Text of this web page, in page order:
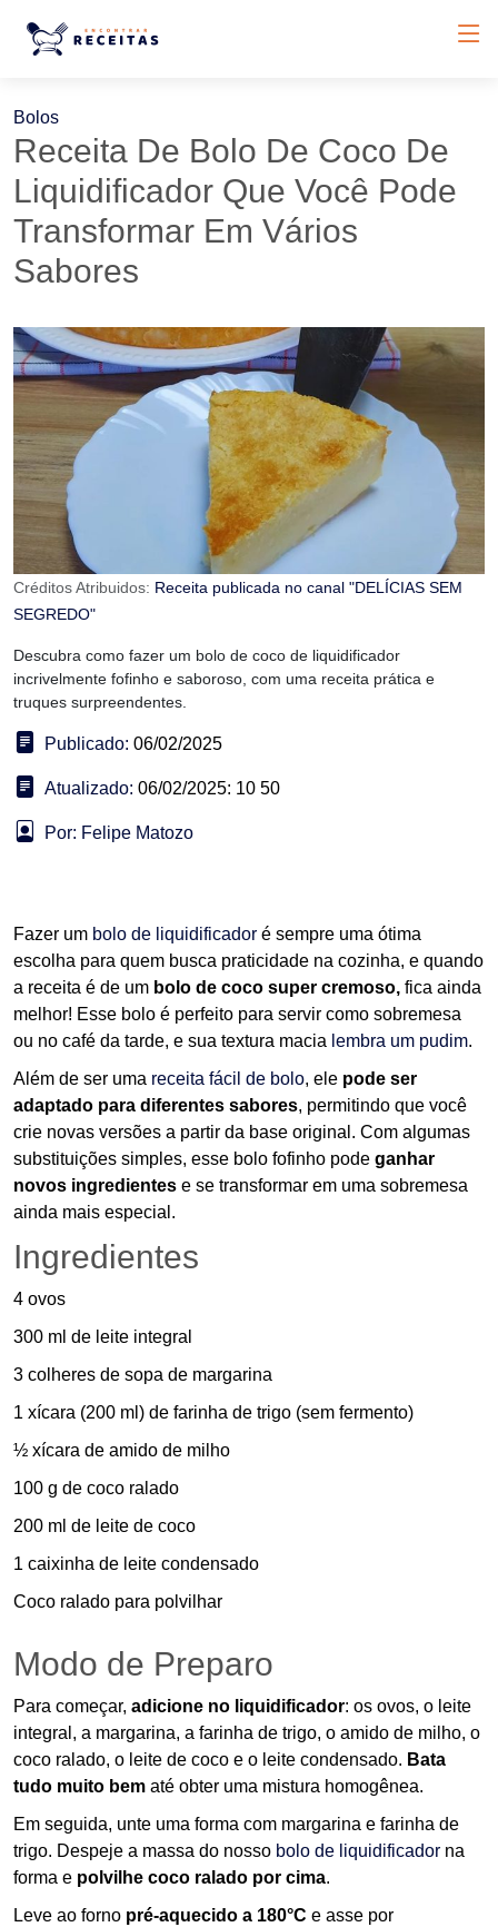
Bolos
Receita De Bolo De Coco De
Liquidificador Que Você Pode
Transformar Em Vários
Sabores
Créditos Atribuidos: Receita publicada no canal "DELÍCIAS SEM
SEGREDO"
Descubra como fazer um bolo de coco de liquidificador
incrivelmente fofinho e saboroso, com uma receita prática e
truques surpreendentes.
Publicado: 06/02/2025
Atualizado: 06/02/2025: 10 50
Por: Felipe Matozo
Fazer um bolo de liquidificador é sempre uma ótima
escolha para quem busca praticidade na cozinha, e quando
a receita é de um bolo de coco super cremoso, fica ainda
melhor! Esse bolo é perfeito para servir como sobremesa
ou no café da tarde, e sua textura macia lembra um pudim.
Além de ser uma receita fácil de bolo, ele pode ser
adaptado para diferentes sabores, permitindo que você
crie novas versões a partir da base original. Com algumas
substituições simples, esse bolo fofinho pode ganhar
novos ingredientes e se transformar em uma sobremesa
ainda mais especial.
Ingredientes
4 ovos
300 ml de leite integral
3 colheres de sopa de margarina
1 xícara (200 ml) de farinha de trigo (sem fermento)
½ xícara de amido de milho
100 g de coco ralado
200 ml de leite de coco
1 caixinha de leite condensado
Coco ralado para polvilhar
Modo de Preparo
Para começar, adicione no liquidificador: os ovos, o leite
integral, a margarina, a farinha de trigo, o amido de milho, o
coco ralado, o leite de coco e o leite condensado. Bata
tudo muito bem até obter uma mistura homogênea.
Em seguida, unte uma forma com margarina e farinha de
trigo. Despeje a massa do nosso bolo de liquidificador na
forma e polvilhe coco ralado por cima.
Leve ao forno pré-aquecido a 180°C e asse por